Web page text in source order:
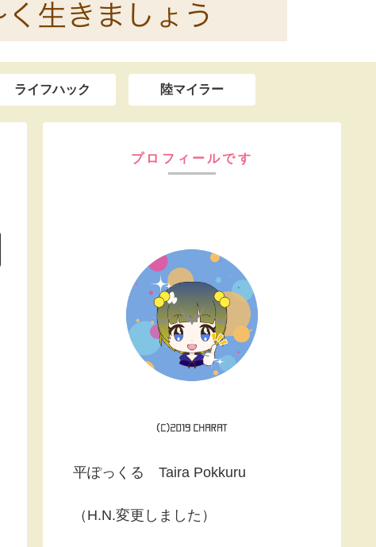
ライフハック 陸マイラー
プロフィールです
平ぽっくる Taira Pokkuru
（H.N.変更しました）